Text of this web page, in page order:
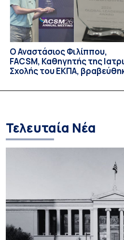
Ο Αναστάσιος Φιλίππου,
FACSM, Καθηγητής της
Σχολής του ΕΚΠΑ,
Global Leadership Award
Τελευταία Νέα